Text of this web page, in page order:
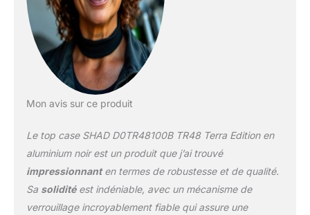
supplémentaire.
Mon avis sur ce produit
Le top case SHAD D0TR48100B TR48 Terra Edition en
aluminium noir est un produit que j’ai trouvé
impressionnanten termes de robustesse et de qualité.
Sa soliditéest indéniable, avec un mécanisme de
verrouillage incroyablement fiable qui assure une